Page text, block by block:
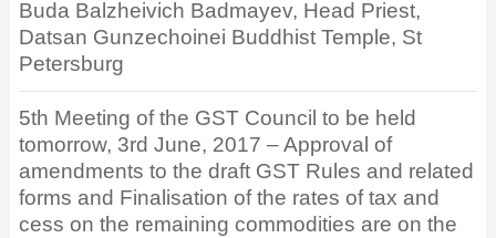
Buda Balzheivich Badmayev, Head Priest,
Datsan Gunzechoinei Buddhist Temple, St
Petersburg
5th Meeting of the GST Council to be held
tomorrow, 3rd June, 2017 – Approval of
amendments to the draft GST Rules and related
forms and Finalisation of the rates of tax and
cess on the remaining commodities are on the